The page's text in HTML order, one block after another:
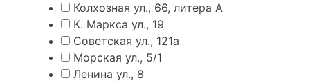
Колхозная ул., 66, литера А
К. Маркса ул., 19
Советская ул., 121а
Морская ул., 5/1
Ленина ул., 8